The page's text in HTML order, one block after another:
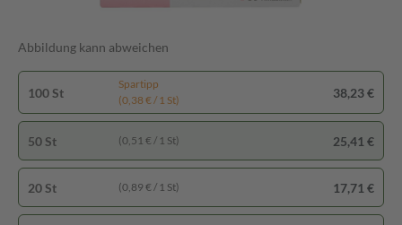
Abbildung kann abweichen
100 St
Spartipp
(0,38 € / 1 St)
38,23 €
50 St (0,51 € / 1 St) 25,41 €
20 St (0,89 € / 1 St) 17,71 €